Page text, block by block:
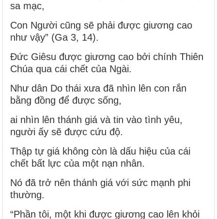
sa mạc,
Con Người cũng sẽ phải được giương cao
như vậy” (Ga 3, 14).
Đức Giêsu được giương cao bởi chính Thiên
Chúa qua cái chết của Ngài.
Như dân Do thái xưa đã nhìn lên con rắn
bằng đồng để được sống,
ai nhìn lên thánh giá và tin vào tình yêu,
người ấy sẽ được cứu độ.
Thập tự giá không còn là dấu hiệu của cái
chết bất lực của một nạn nhân.
Nó đã trở nên thánh giá với sức mạnh phi
thường.
“Phần tôi, một khi được giương cao lên khỏi